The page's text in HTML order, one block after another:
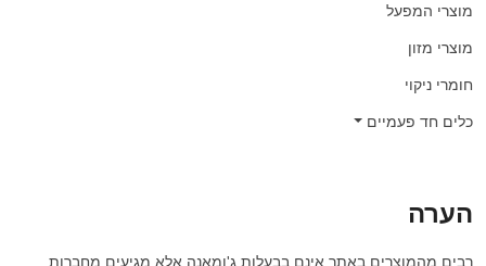
מוצרי המפעל
מוצרי מזון
חומרי ניקוי
כלים חד פעמיים
הערה
רבים מהמוצרים באתר אינם בבעלות ג'ומאנה אלא מגיעים מחברות